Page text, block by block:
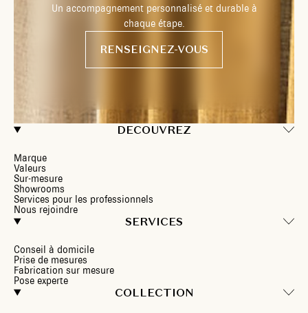
DECOUVREZ
Marque
Valeurs
Sur-mesure
Showrooms
Services pour les professionnels
Nous rejoindre
SERVICES
Conseil à domicile
Prise de mesures
Fabrication sur mesure
Pose experte
COLLECTION
Un accompagnement personnalisé et durable à
chaque étape.
RENSEIGNEZ-VOUS